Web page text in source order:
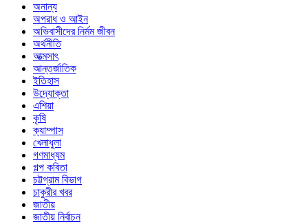
অনান্য
অপরাধ ও আইন
অভিবাসীদের নির্মম জীবন
অর্থনীতি
আত্মসাৎ
আন্তর্জাতিক
ইতিহাস
উদ্যোক্তা
এশিয়া
কৃষি
ক্যাম্পাস
খেলাধুলা
গণমাধ্যম
গল্প ক‌বিতা
চট্টগ্রাম বিভাগ
চাকুরীর খবর
জাতীয়
জাতীয় নির্বাচন